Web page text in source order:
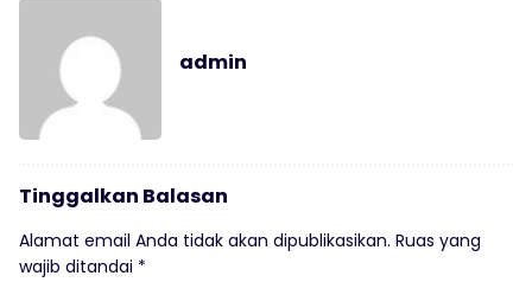
admin
Tinggalkan Balasan
Alamat email Anda tidak akan dipublikasikan. Ruas yang
wajib ditandai *